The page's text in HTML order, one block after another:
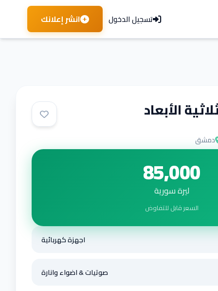
تسجيل الدخول انشر إعلانك
الأبعاد
دمشق
85,000
ليرة سورية
السعر قابل للتفاوض
اجهزة كهربائية
صوتيات & اضواء وانارة